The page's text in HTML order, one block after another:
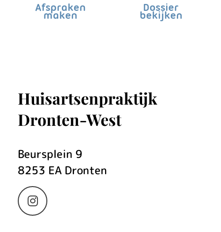
Afspraken
maken
Dossier
bekijken
Huisartsenpraktijk
Dronten-West
Beursplein 9
8253 EA Dronten
Bezoek